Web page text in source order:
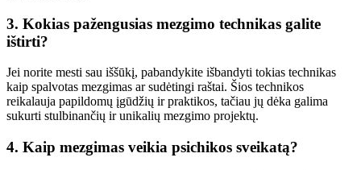
3. Kokias pažengusias mezgimo technikas galite
ištirti?
Jei norite mesti sau iššūkį, pabandykite išbandyti tokias technikas
kaip spalvotas mezgimas ar sudėtingi raštai. Šios technikos
reikalauja papildomų įgūdžių ir praktikos, tačiau jų dėka galima
sukurti stulbinančių ir unikalių mezgimo projektų.
4. Kaip mezgimas veikia psichikos sveikatą?